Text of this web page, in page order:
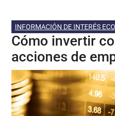
INFORMACIÓN DE INTERÉS
Cómo invertir
acciones de